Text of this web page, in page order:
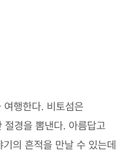
여행한다. 비토섬은
경을 뽐낸다. 아름답고
의 흔적을 만날 수 있는데